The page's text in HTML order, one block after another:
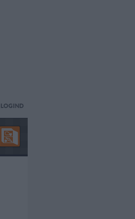
LOGIND